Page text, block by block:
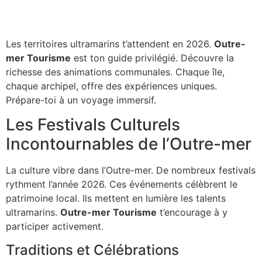
Les territoires ultramarins t’attendent en 2026. Outre-
mer Tourisme est ton guide privilégié. Découvre la
richesse des animations communales. Chaque île,
chaque archipel, offre des expériences uniques.
Prépare-toi à un voyage immersif.
Les Festivals Culturels
Incontournables de l’Outre-mer
La culture vibre dans l’Outre-mer. De nombreux festivals
rythment l’année 2026. Ces événements célèbrent le
patrimoine local. Ils mettent en lumière les talents
ultramarins. Outre-mer Tourisme t’encourage à y
participer activement.
Traditions et Célébrations